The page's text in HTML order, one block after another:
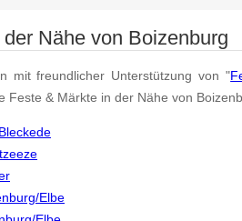
Nähe von Boizenburg
mit freundlicher Unterstützung von "
Feste & Märkte in der Nähe von
Elbe